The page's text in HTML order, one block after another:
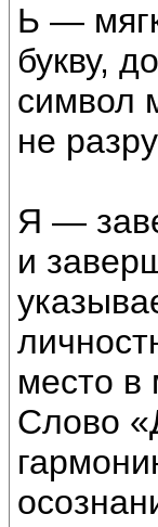
Ь —
букву,
символ
не
Я —
и
место в
Слово